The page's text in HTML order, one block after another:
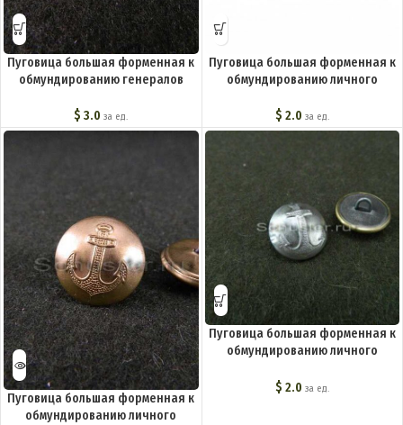
Пуговица большая форменная к
обмундированию генералов
$ 3.0 за ед.
Пуговица большая форменная к
обмундированию личного
$ 2.0 за ед.
Пуговица большая форменная к
обмундированию личного
Пуговица большая форменная к
обмундированию личного
$ 2.0 за ед.